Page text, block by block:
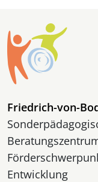
Friedrich-von-
Entwicklung